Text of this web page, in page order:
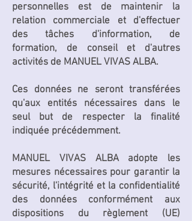
personnelles est de maintenir la
relation commerciale et d'effectuer
des tâches d'information, de
formation, de conseil et d'autres
activités de MANUEL VIVAS ALBA.
Ces données ne seront transférées
qu'aux entités nécessaires dans le
seul but de respecter la finalité
indiquée précédemment.
MANUEL VIVAS ALBA adopte les
mesures nécessaires pour garantir la
sécurité, l'intégrité et la confidentialité
des données conformément aux
dispositions du règlement (UE)